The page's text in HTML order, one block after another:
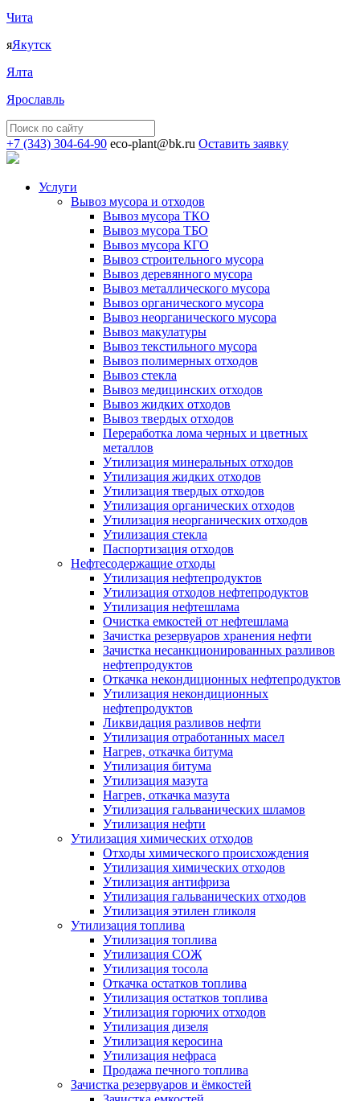
Чита
яЯкутск
Ялта
Ярославль
+7 (343) 304-64-90 eco-plant@bk.ru Оставить заявку
Услуги
Вывоз мусора и отходов
Вывоз мусора ТКО
Вывоз мусора ТБО
Вывоз мусора КГО
Вывоз строительного мусора
Вывоз деревянного мусора
Вывоз металлического мусора
Вывоз органического мусора
Вывоз неорганического мусора
Вывоз макулатуры
Вывоз текстильного мусора
Вывоз полимерных отходов
Вывоз стекла
Вывоз медицинских отходов
Вывоз жидких отходов
Вывоз твердых отходов
Переработка лома черных и цветных
металлов
Утилизация минеральных отходов
Утилизация жидких отходов
Утилизация твердых отходов
Утилизация органических отходов
Утилизация неорганических отходов
Утилизация стекла
Паспортизация отходов
Нефтесодержащие отходы
Утилизация нефтепродуктов
Утилизация отходов нефтепродуктов
Утилизация нефтешлама
Очистка емкостей от нефтешлама
Зачистка резервуаров хранения нефти
Зачистка несанкционированных разливов
нефтепродуктов
Откачка некондиционных нефтепродуктов
Утилизация некондиционных
нефтепродуктов
Ликвидация разливов нефти
Утилизация отработанных масел
Нагрев, откачка битума
Утилизация битума
Утилизация мазута
Нагрев, откачка мазута
Утилизация гальванических шламов
Утилизация нефти
Утилизация химических отходов
Отходы химического происхождения
Утилизация химических отходов
Утилизация антифриза
Утилизация гальванических отходов
Утилизация этилен гликоля
Утилизация топлива
Утилизация топлива
Утилизация СОЖ
Утилизация тосола
Откачка остатков топлива
Утилизация остатков топлива
Утилизация горючих отходов
Утилизация дизеля
Утилизация керосина
Утилизация нефраса
Продажа печного топлива
Зачистка резервуаров и ёмкостей